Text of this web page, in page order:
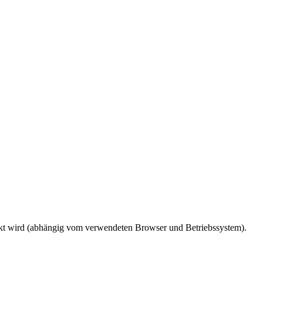
(abhängig vom verwendeten Browser und Betriebssystem).